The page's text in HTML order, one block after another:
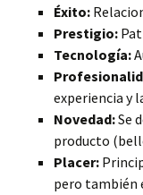
Éxito:
Prestigio:
Tecnología:
experiencia y
Novedad:Se
producto
Placer:
pero también